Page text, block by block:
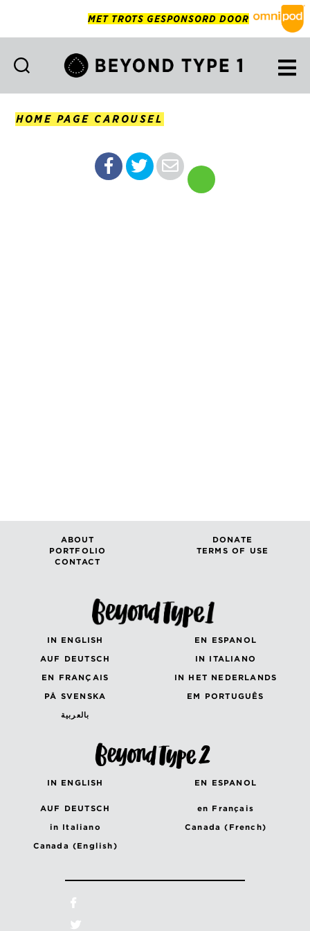
MET TROTS GESPONSORD DOOR
1
HOME PAGE CAROUSEL
ABOUT
DONATE
PORTFOLIO
TERMS OF USE
CONTACT
IN ENGLISH
EN ESPANOL
AUF DEUTSCH
IN ITALIANO
EN FRANÇAIS
IN HET NEDERLANDS
PÅ SVENSKA
EM PORTUGUÊS
بالعربية
IN ENGLISH EN ESPANOL
AUF DEUTSCH
en Français
in Italiano
Canada (French)
Canada (English)